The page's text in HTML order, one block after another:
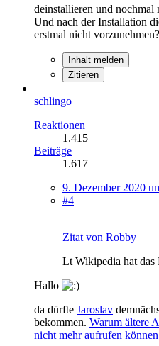
deinstallieren und nochmal
Und nach der Installation
erstmal nicht vorzunehmen?
Inhalt melden
Zitieren
schlingo
Reaktionen
1.415
Beiträge
1.617
9. Dezember 2020
#4
Zitat von Robby
Lt Wikipedia hat
Hallo
da dürfte Jaroslav
bekommen. Warum ältere
nicht mehr aufrufen können